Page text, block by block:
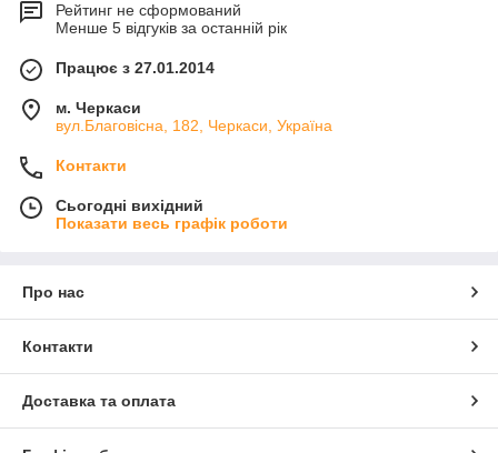
Рейтинг не сформований
Менше 5 відгуків за останній рік
Працює з 27.01.2014
м. Черкаси
вул.Благовісна, 182, Черкаси, Україна
Контакти
Сьогодні вихідний
Показати весь графік роботи
Про нас
Контакти
Доставка та оплата